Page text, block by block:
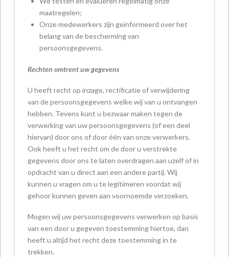
maatregelen;
Onze medewerkers zijn geïnformeerd over het
belang van de bescherming van
persoonsgegevens.
Rechten omtrent uw gegevens
U heeft recht op inzage, rectificatie of verwijdering
van de persoonsgegevens welke wij van u ontvangen
hebben. Tevens kunt u bezwaar maken tegen de
verwerking van uw persoonsgegevens (of een deel
hiervan) door ons of door één van onze verwerkers.
Ook heeft u het recht om de door u verstrekte
gegevens door ons te laten overdragen aan uzelf of in
opdracht van u direct aan een andere partij. Wij
kunnen u vragen om u te legitimeren voordat wij
gehoor kunnen geven aan voornoemde verzoeken.
Mogen wij uw persoonsgegevens verwerken op basis
van een door u gegeven toestemming hiertoe, dan
heeft u altijd het recht deze toestemming in te
trekken.